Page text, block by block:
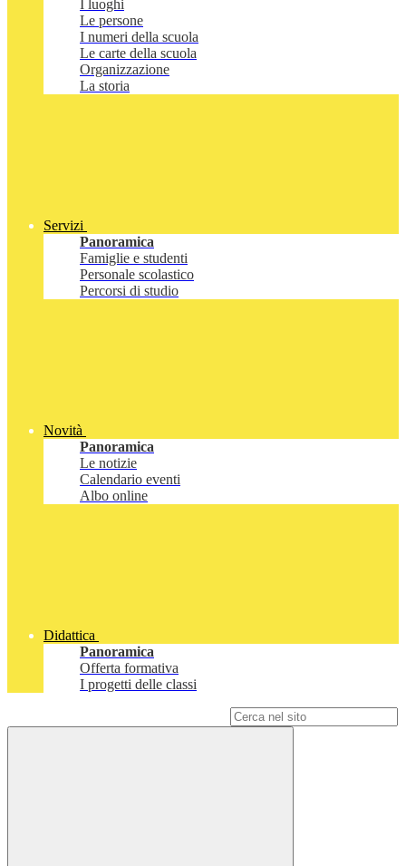
I luoghi
Le persone
I numeri della scuola
Le carte della scuola
Organizzazione
La storia
Servizi
Panoramica
Famiglie e studenti
Personale scolastico
Percorsi di studio
Novità
Panoramica
Le notizie
Calendario eventi
Albo online
Didattica
Panoramica
Offerta formativa
I progetti delle classi